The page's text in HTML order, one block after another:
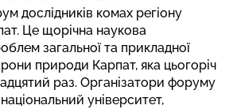
дослідників комах регіону
Це щорічна наукова
загальної та прикладної
природи Карпат, яка цьогоріч
раз. Організатори форуму
університет,